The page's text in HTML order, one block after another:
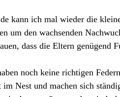
kann ich mal wieder die
um den wachsenden
dass die Eltern genügend
noch keine richtigen
im Nest und machen sich